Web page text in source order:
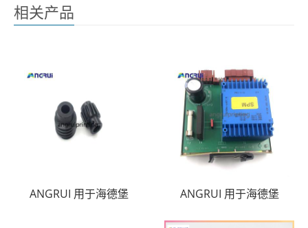
相关产品
ANGRUI 用于海德堡 ANGRUI 用于海德堡